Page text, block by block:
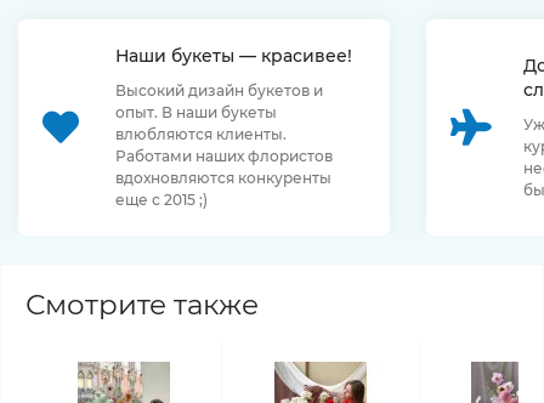
Наши букеты — красивее!
Высокий дизайн букетов и
опыт. В наши букеты
влюбляются клиенты.
Работами наших флористов
вдохновляются конкуренты
еще с 2015 ;)
Смотрите также